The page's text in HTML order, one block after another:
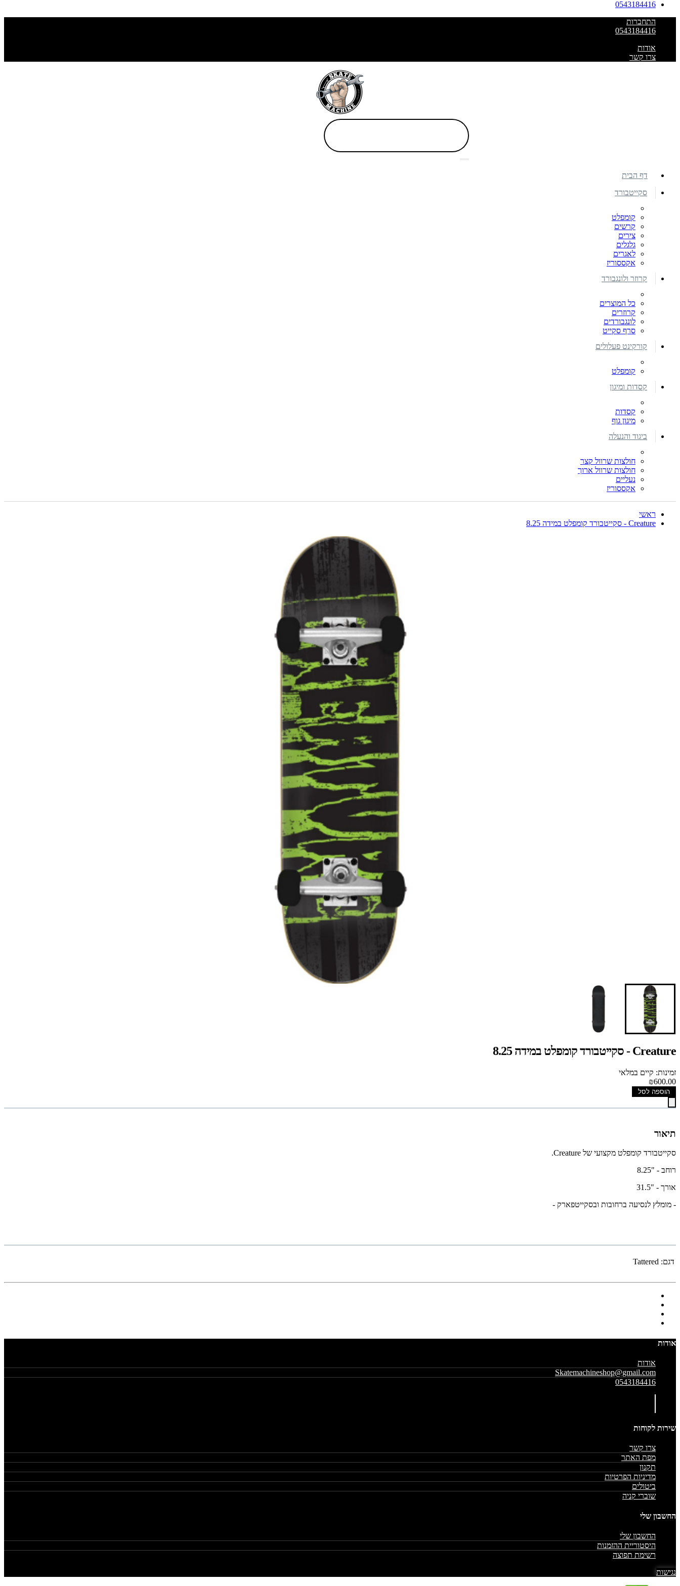
0543184416
התחברות
0543184416
אודות
צרו קשר
דף הבית
סקייטבורד
קומפלט
קרשים
צירים
גלגלים
לאגרים
אקססוריז
קרוזר ולונגבורד
כל המוצרים
קרוזרים
לונגבורדים
סרף סקייט
קורקינט פעלולים
קומפלט
קסדות ומיגון
קסדות
מיגון גוף
ביגוד והנעלה
חולצות שרוול קצר
חולצות שרוול ארוך
נעליים
אקססוריז
ראשי
Creature - סקייטבורד קומפלט במידה 8.25
Creature - סקייטבורד קומפלט במידה 8.25
זמינות: קיים במלאי
₪600.00
הוספה לסל
תיאור
סקייטבורד קומפלט מקצועי של Creature.
רוחב - "8.25
אורך - "31.5
- מומלץ לנסיעה ברחובות ובסקייטפארק -
דגם: Tattered
אודות
אודות
Skatemachineshop@gmail.com
0543184416
שירות לקוחות
צרו קשר
מפת האתר
תקנון
מדיניות הפרטיות
ביטולים
שוברי קניה
החשבון שלי
החשבון שלי
היסטוריית ההזמנות
רשימת תפוצה
נגישות